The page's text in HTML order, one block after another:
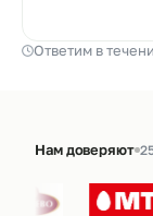
Ответим в
Нам доверяют